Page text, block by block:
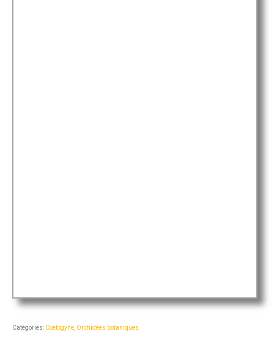
Catégories: Coelogyne, Orchidées botaniques